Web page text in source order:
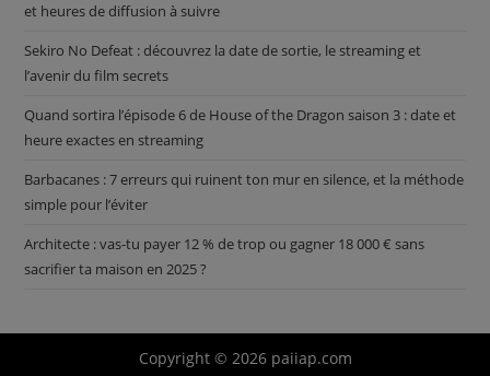
et heures de diffusion à suivre
Sekiro No Defeat : découvrez la date de sortie, le streaming et
l’avenir du film secrets
Quand sortira l’épisode 6 de House of the Dragon saison 3 : date et
heure exactes en streaming
Barbacanes : 7 erreurs qui ruinent ton mur en silence, et la méthode
simple pour l’éviter
Architecte : vas-tu payer 12 % de trop ou gagner 18 000 € sans
sacrifier ta maison en 2025 ?
Copyright © 2026 paiiap.com